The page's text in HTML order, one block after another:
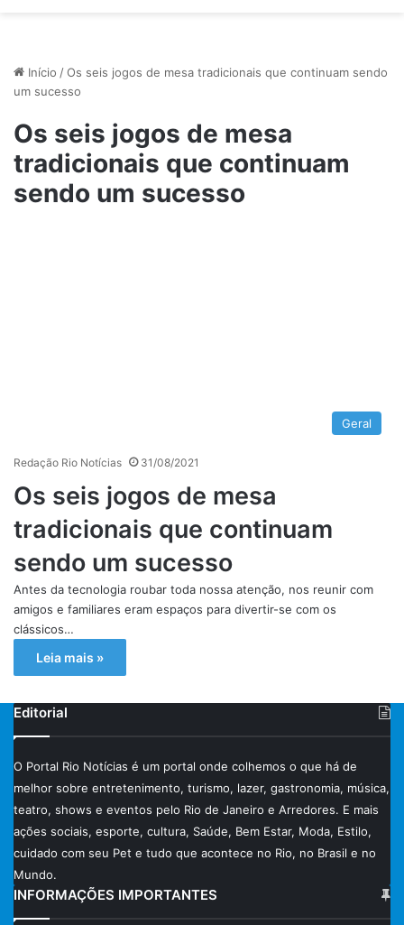
Início /Os seis jogos de mesa tradicionais que continuam sendo
um sucesso
Os seis jogos de mesa
tradicionais que continuam
sendo um sucesso
Geral
Redação Rio Notícias 31/08/2021
Os seis jogos de mesa
tradicionais que continuam
sendo um sucesso
Antes da tecnologia roubar toda nossa atenção, nos reunir com
amigos e familiares eram espaços para divertir-se com os
clássicos…
Leia mais »
Editorial
O Portal Rio Notícias é um portal onde colhemos o que há de
melhor sobre entretenimento, turismo, lazer, gastronomia, música,
teatro, shows e eventos pelo Rio de Janeiro e Arredores. E mais
ações sociais, esporte, cultura, Saúde, Bem Estar, Moda, Estilo,
cuidado com seu Pet e tudo que acontece no Rio, no Brasil e no
Mundo.
INFORMAÇÕES IMPORTANTES